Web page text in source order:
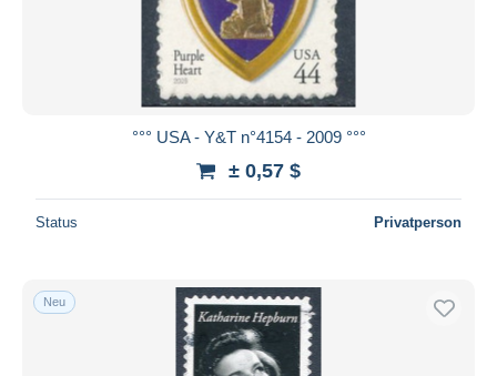
°°° USA - Y&T n°4154 - 2009 °°°
± 0,57 $
Status Privatperson
Neu